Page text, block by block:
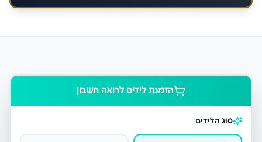
הזמנת לידים לרואה חשבון
סוג הלידים